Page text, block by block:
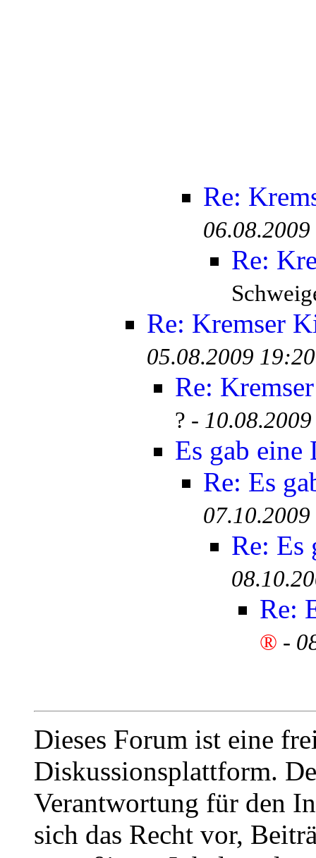
Re:
Re:
Re: Kremser
05.08.2009 19:20
Re:
? -
Es gab eine
Re: Es
Re: Es
Re:
® -
Dieses Forum ist eine
Diskussionsplattform.
Verantwortung für den
sich das Recht vor,